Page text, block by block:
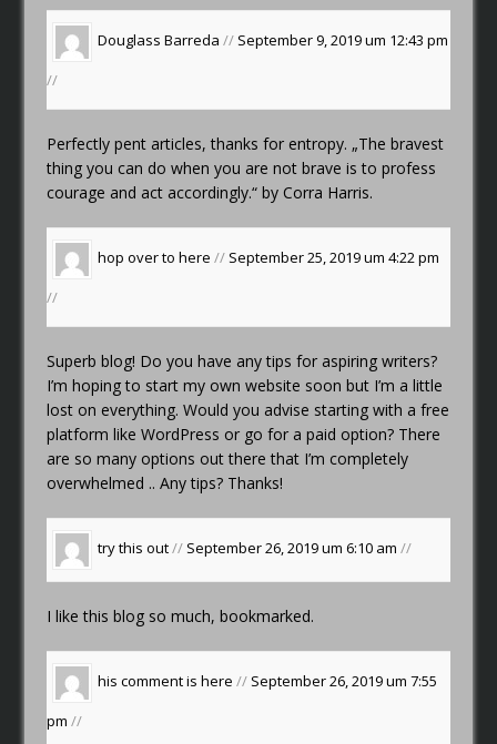
Douglass Barreda // September 9, 2019 um 12:43 pm
//
Perfectly pent articles, thanks for entropy. „The bravest
thing you can do when you are not brave is to profess
courage and act accordingly.“ by Corra Harris.
hop over to here // September 25, 2019 um 4:22 pm
//
Superb blog! Do you have any tips for aspiring writers?
I’m hoping to start my own website soon but I’m a little
lost on everything. Would you advise starting with a free
platform like WordPress or go for a paid option? There
are so many options out there that I’m completely
overwhelmed .. Any tips? Thanks!
try this out// September 26, 2019 um 6:10 am//
I like this blog so much, bookmarked.
his comment is here // September 26, 2019 um 7:55
pm//